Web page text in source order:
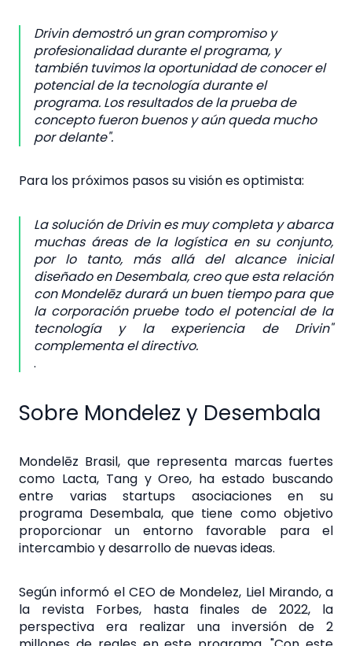
Drivin demostró un gran compromiso y
profesionalidad durante el programa, y
también tuvimos la oportunidad de conocer el
potencial de la tecnología durante el
programa. Los resultados de la prueba de
concepto fueron buenos y aún queda mucho
por delante".
Para los próximos pasos su visión es optimista:
La solución de Drivin es muy completa y abarca
muchas áreas de la logística en su conjunto,
por lo tanto, más allá del alcance inicial
diseñado en Desembala, creo que esta relación
con Mondelēz durará un buen tiempo para que
la corporación pruebe todo el potencial de la
tecnología y la experiencia de Drivin"
complementa el directivo.
.
Sobre Mondelez y Desembala
Mondelēz Brasil, que representa marcas fuertes
como Lacta, Tang y Oreo, ha estado buscando
entre varias startups asociaciones en su
programa Desembala, que tiene como objetivo
proporcionar un entorno favorable para el
intercambio y desarrollo de nuevas ideas.
Según informó el CEO de Mondelez, Liel Mirando, a
la revista Forbes, hasta finales de 2022, la
perspectiva era realizar una inversión de 2